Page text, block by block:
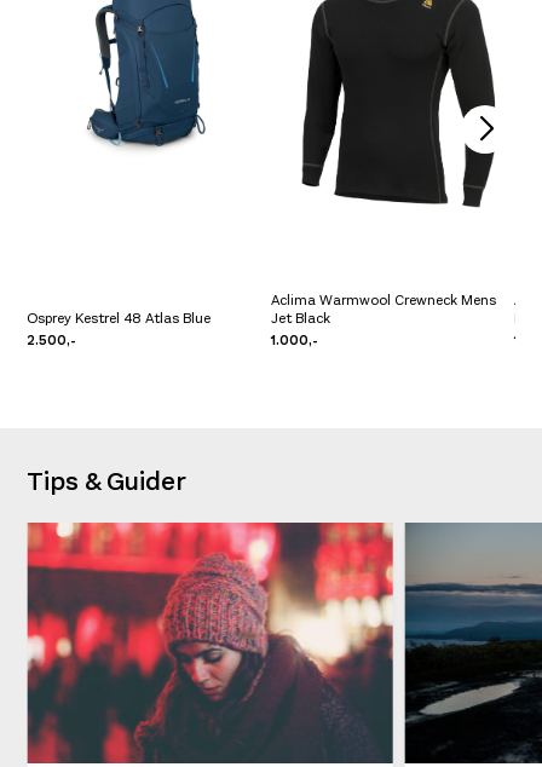
Osprey Kestrel 48 Atlas Blue
2.500,-
Aclima Warmwool Crewneck Mens
Jet Black
1.000,-
Tips & Guider